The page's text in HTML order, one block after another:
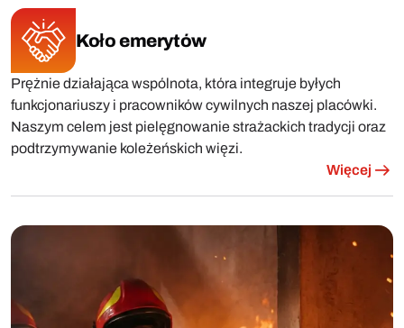
Koło emerytów
Prężnie działająca wspólnota, która integruje byłych
funkcjonariuszy i pracowników cywilnych naszej placówki.
Naszym celem jest pielęgnowanie strażackich tradycji oraz
podtrzymywanie koleżeńskich więzi.
Więcej